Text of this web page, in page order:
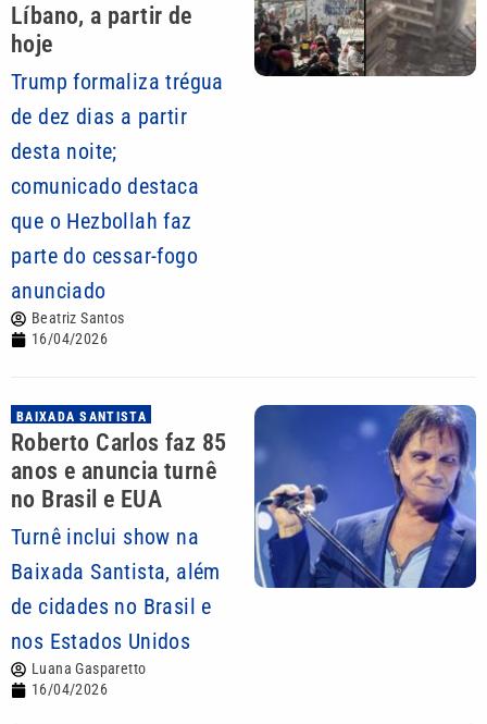
Líbano, a partir de
hoje
Trump formaliza trégua
de dez dias a partir
desta noite;
comunicado destaca
que o Hezbollah faz
parte do cessar-fogo
anunciado
Beatriz Santos
16/04/2026
BAIXADA SANTISTA
Roberto Carlos faz 85
anos e anuncia turnê
no Brasil e EUA
Turnê inclui show na
Baixada Santista, além
de cidades no Brasil e
nos Estados Unidos
Luana Gasparetto
16/04/2026